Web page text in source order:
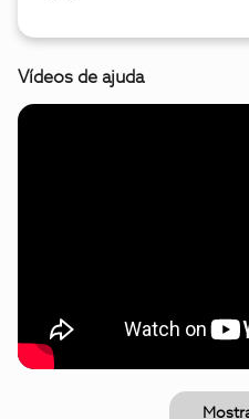
Vídeos de ajuda